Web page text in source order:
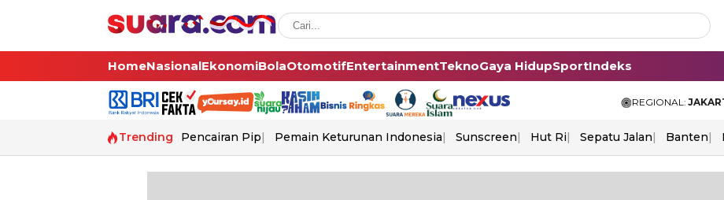
HomeNasionalEkonomiBolaOtomotifEntertainmentTeknoGaya HidupSportIndeks
REGIONAL:
Trending Pencairan Pip Pemain Keturunan Indonesia Sunscreen Hut Ri Sepatu Jalan Banten